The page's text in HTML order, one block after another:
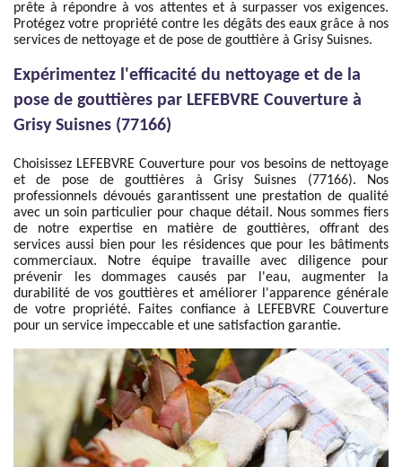
prête à répondre à vos attentes et à surpasser vos exigences.
Protégez votre propriété contre les dégâts des eaux grâce à nos
services de nettoyage et de pose de gouttière à Grisy Suisnes.
Expérimentez l'efficacité du nettoyage et de la
pose de gouttières par LEFEBVRE Couverture à
Grisy Suisnes (77166)
Choisissez LEFEBVRE Couverture pour vos besoins de nettoyage
et de pose de gouttières à Grisy Suisnes (77166). Nos
professionnels dévoués garantissent une prestation de qualité
avec un soin particulier pour chaque détail. Nous sommes fiers
de notre expertise en matière de gouttières, offrant des
services aussi bien pour les résidences que pour les bâtiments
commerciaux. Notre équipe travaille avec diligence pour
prévenir les dommages causés par l'eau, augmenter la
durabilité de vos gouttières et améliorer l'apparence générale
de votre propriété. Faites confiance à LEFEBVRE Couverture
pour un service impeccable et une satisfaction garantie.